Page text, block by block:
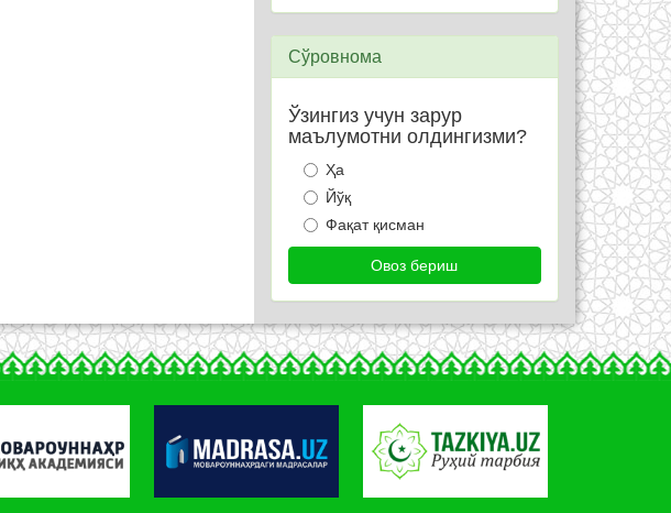
Сўровнома
Ўзингиз учун зарур
маълумотни олдингизми?
Ҳа
Йўқ
Фақат қисман